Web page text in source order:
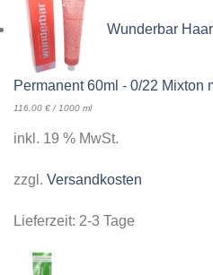
Wunderbar
Permanent 60ml - 0/22 Mixton
116,00 €/1000 ml
inkl. 19 % MwSt.
zzgl. Versandkosten
Lieferzeit: 2-3 Tage